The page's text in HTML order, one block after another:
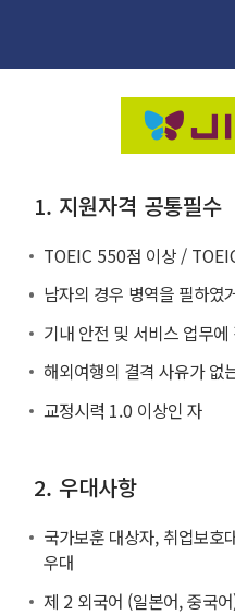
1. 지원자격 공통필수
TOEIC 550점 이상 /
남자의 경우 병역을 필하였
기내 안전 및 서비스 업무
해외여행의 결격 사유가 없
교정시력 1.0 이상인 자
2. 우대사항
국가보훈 대상자, 취업보호
우대
제 2 외국어 (일본어, 중국